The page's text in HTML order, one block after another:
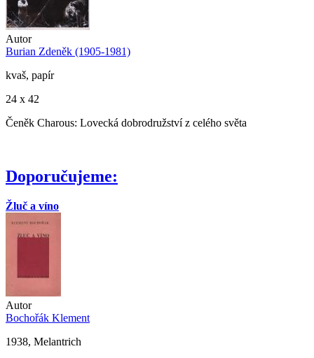
Autor
Burian Zdeněk (1905-1981)
kvaš, papír
24 x 42
Čeněk Charous: Lovecká dobrodružství z celého světa
Doporučujeme:
Žluč a víno
Autor
Bochořák Klement
1938, Melantrich